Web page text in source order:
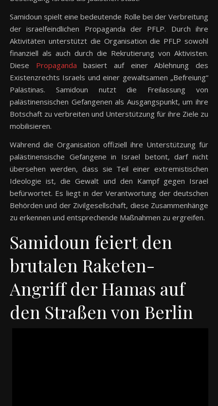
Samidoun spielt eine bedeutende Rolle bei der Verbreitung
der israelfeindlichen Propaganda der PFLP. Durch ihre
Aktivitäten unterstützt die Organisation die PFLP sowohl
finanziell als auch durch die Rekrutierung von Aktivisten.
Diese Propaganda basiert auf einer Ablehnung des
Existenzrechts Israels und einer gewaltsamen „Befreiung“
Palästinas. Samidoun nutzt die Freilassung von
palästinensischen Gefangenen als Ausgangspunkt, um ihre
Botschaft zu verbreiten und Unterstützung für ihre Ziele zu
mobilisieren.
Während die Organisation offiziell ihre Unterstützung für
palästinensische Gefangene in Israel betont, darf nicht
übersehen werden, dass sie Teil einer extremistischen
Ideologie ist, die Gewalt und den Kampf gegen Israel
befürwortet. Es liegt in der Verantwortung der deutschen
Behörden und der Zivilgesellschaft, diese Zusammenhänge
zu erkennen und entsprechende Maßnahmen zu ergreifen.
Samidoun feiert den
brutalen Raketen-
Angriff der Hamas auf
den Straßen von Berlin